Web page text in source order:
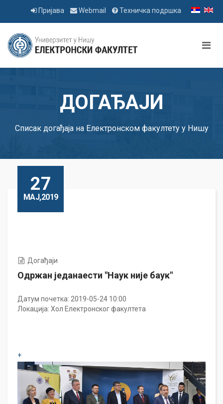
Пријава Webmail Техничка подршка
ДОГАЂАЈИ
Списак догађаја на Електронском факултету у Нишу
27
МАЈ,2019
Догађаји
Одржан једанаести "Наук није баук"
Датум почетка: 2019-05-24 10:00
Локација: Хол Електронског факултета
+